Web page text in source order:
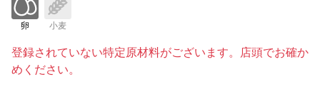
卵 小麦
登録されていない特定原材料がございます。店頭でお確か
めください。